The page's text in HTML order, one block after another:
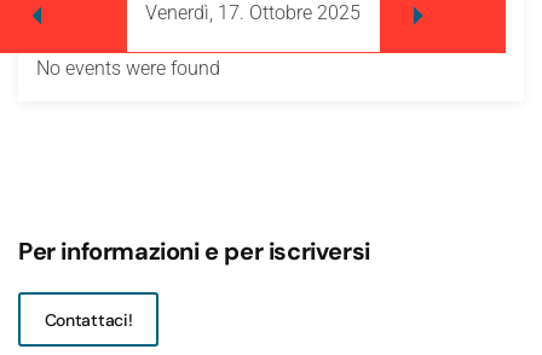
Venerdì, 17. Ottobre 2025
No events were found
Per informazioni e per iscriversi
Contattaci!